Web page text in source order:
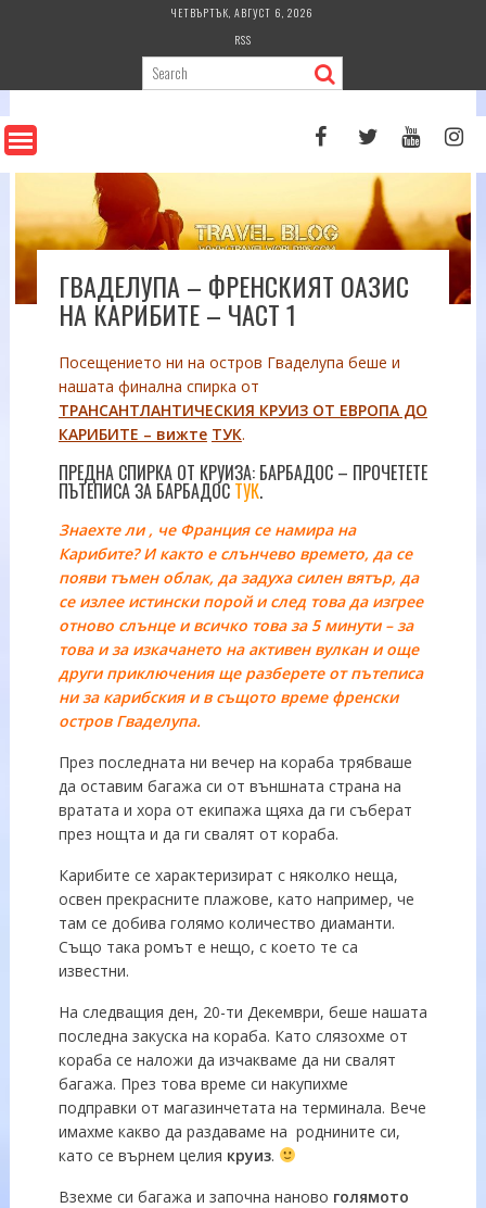
ЧЕТВЪРТЪК, АВГУСТ 6, 2026
RSS
ГВАДЕЛУПА – ФРЕНСКИЯТ ОАЗИС
НА КАРИБИТЕ – ЧАСТ 1
Посещението ни на остров Гваделупа беше и
нашата финална спирка от
ТРАНСАНТЛАНТИЧЕСКИЯ КРУИЗ ОТ ЕВРОПА ДО
КАРИБИТЕ – вижте ТУК.
ПРЕДНА СПИРКА ОТ КРУИЗА: БАРБАДОС – ПРОЧЕТЕТЕ
ПЪТЕПИСА ЗА БАРБАДОС ТУК.
Знаехте ли , че Франция се намира на
Карибите? Икакто е слънчево времето, да се
появи тъмен облак, да задуха силен вятър, да
се излее истински порой и след това да изгрее
отново слънце и всичко това за 5 минути – за
това и за изкачането на активен вулкан и още
други приключения ще разберете от пътеписа
ни за карибския и в същото време френски
остров Гваделупа.
През последната ни вечер на кораба трябваше
да оставим багажа си от външната страна на
вратата и хора от екипажа щяха да ги съберат
през нощта и да ги свалят от кораба.
Карибите се характеризират с няколко неща,
освен прекрасните плажове, като например, че
там се добива голямо количество диаманти.
Също така ромът е нещо, с което те са
известни.
На следващия ден, 20-ти Декември, беше нашата
последна закуска на кораба. Като слязохме от
кораба се наложи да изчакваме да ни свалят
багажа. През това време си накупихме
подправки от магазинчетата на терминала. Вече
имахме какво да раздаваме на роднините си,
като се върнем целия круиз.
Взехме си багажа и започна наново голямото